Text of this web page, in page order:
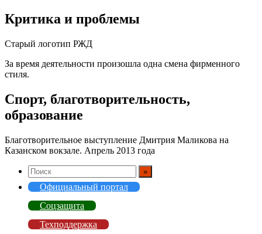
Критика и проблемы
Старый логотип РЖД
За время деятельности произошла одна смена фирменного
стиля.
Спорт, благотворительность,
образование
Благотворительное выступление Дмитрия Маликова на
Казанском вокзале. Апрель 2013 года
Официальный портал
Соцзащита
Техподдержка